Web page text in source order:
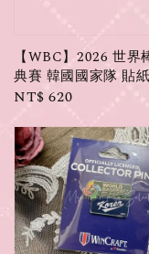
【WBC】2026 世界
典賽 韓國國家隊 貼
Regular
NT$ 620